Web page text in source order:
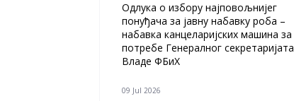
Одлука о избору најповољнијег
понуђача за јавну набавку роба –
набавка канцеларијских машина за
потребе Генералног секретаријата
Владе ФБиХ
09 Jul 2026